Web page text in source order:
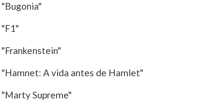
"Bugonia"
"F1"
"Frankenstein"
"Hamnet: A vida antes de Hamlet"
"Marty Supreme"